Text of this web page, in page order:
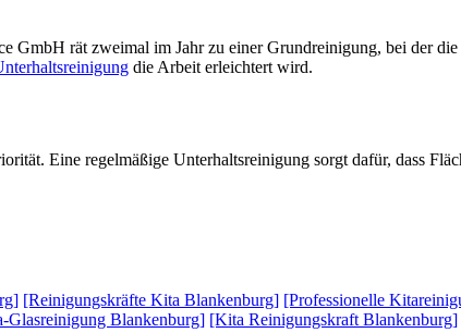
GmbH rät zweimal im Jahr zu einer Grundreinigung, bei der
die Arbeit erleichtert wird.
Eine regelmäßige Unterhaltsreinigung sorgt dafür, dass
[Reinigungskräfte Kita Blankenburg] [Professionelle
Glasreinigung Blankenburg] [Kita Reinigungskraft Blankenburg]